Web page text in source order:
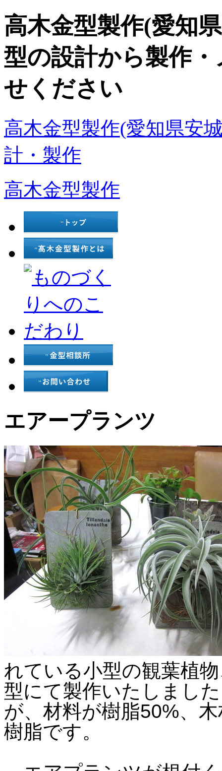
高木金型製作(愛知
型の設計から製作
せください
高木金型製作(愛知県安
計・製作
高木金型製作
エアープランツ
れている小型の観葉植
型にて製作いたしまし
が、材料が樹脂50%、
樹脂です。